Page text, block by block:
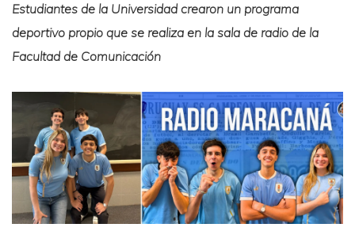
Estudiantes de la Universidad crearon un programa
deportivo propio que se realiza en la sala de radio de la
Facultad de Comunicación